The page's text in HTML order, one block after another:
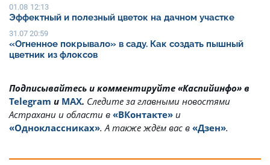
01.08 12:13
Эффектный и полезный цветок на дачном участке
31.07 20:59
«Огненное покрывало» в саду. Как создать пышный
цветник из флоксов
Подписывайтесь и комментируйте «Каспийинфо» в
Telegram и MAX. Cледите за главными новостями
Астрахани и области в «ВКонтакте» и
«Одноклассниках». А также ждём вас в «Дзен».